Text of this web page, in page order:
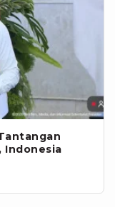
Indonesia